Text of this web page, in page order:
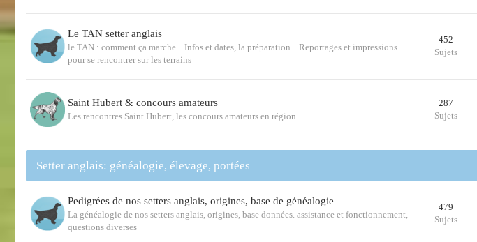
Le TAN setter anglais
le TAN : comment ça marche .. Infos et dates, la préparation... Reportages et impressions
pour se rencontrer sur les terrains
452
Sujets
Saint Hubert & concours amateurs
Les rencontres Saint Hubert, les concours amateurs en région
287
Sujets
Setter anglais: généalogie, élevage, portées
Pedigrées de nos setters anglais, origines, base de généalogie
La généalogie de nos setters anglais, origines, base données. assistance et fonctionnement,
questions diverses
479
Sujets